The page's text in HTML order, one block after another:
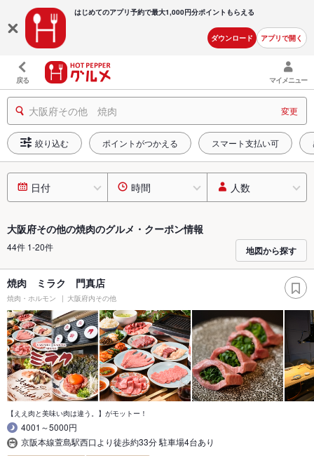
はじめてのアプリ予約で最大1,000円分ポイントもらえる
ダウンロード アプリで開く
戻る マイメニュー
大阪府その他 焼肉 変更
絞り込む ポイントがつかえる スマート支払い可
日付 時間 人数
大阪府その他の焼肉のグルメ・クーポン情報
44件 1-20件 地図から探す
焼肉 ミラク 門真店
焼肉・ホルモン 大阪府内その他
【ええ肉と美味い肉は違う。】がモットー！
4001～5000円
京阪本線萱島駅西口より徒歩約33分 駐車場4台あり